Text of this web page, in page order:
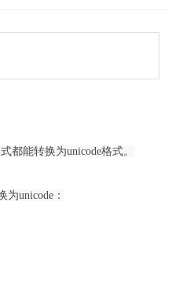
都能转换为unicode格式。
unicode：